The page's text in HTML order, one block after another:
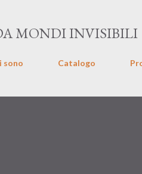
MONDI INVISIBILI
sono Catalogo